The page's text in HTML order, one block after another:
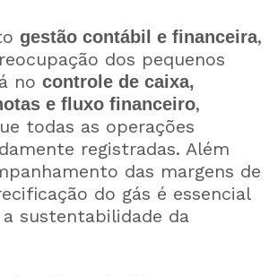
gestão contábil e financeira,
dos pequenos
no controle de caixa,
e fluxo financeiro,
todas as operações
registradas. Além
das margens de
do gás é essencial
sustentabilidade da